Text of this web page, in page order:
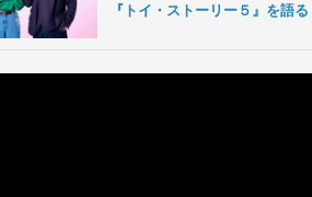
『トイ・ストーリー５』を語る